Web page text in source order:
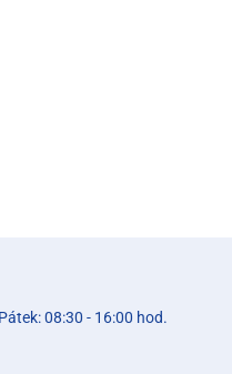
08:30 - 16:00 hod.